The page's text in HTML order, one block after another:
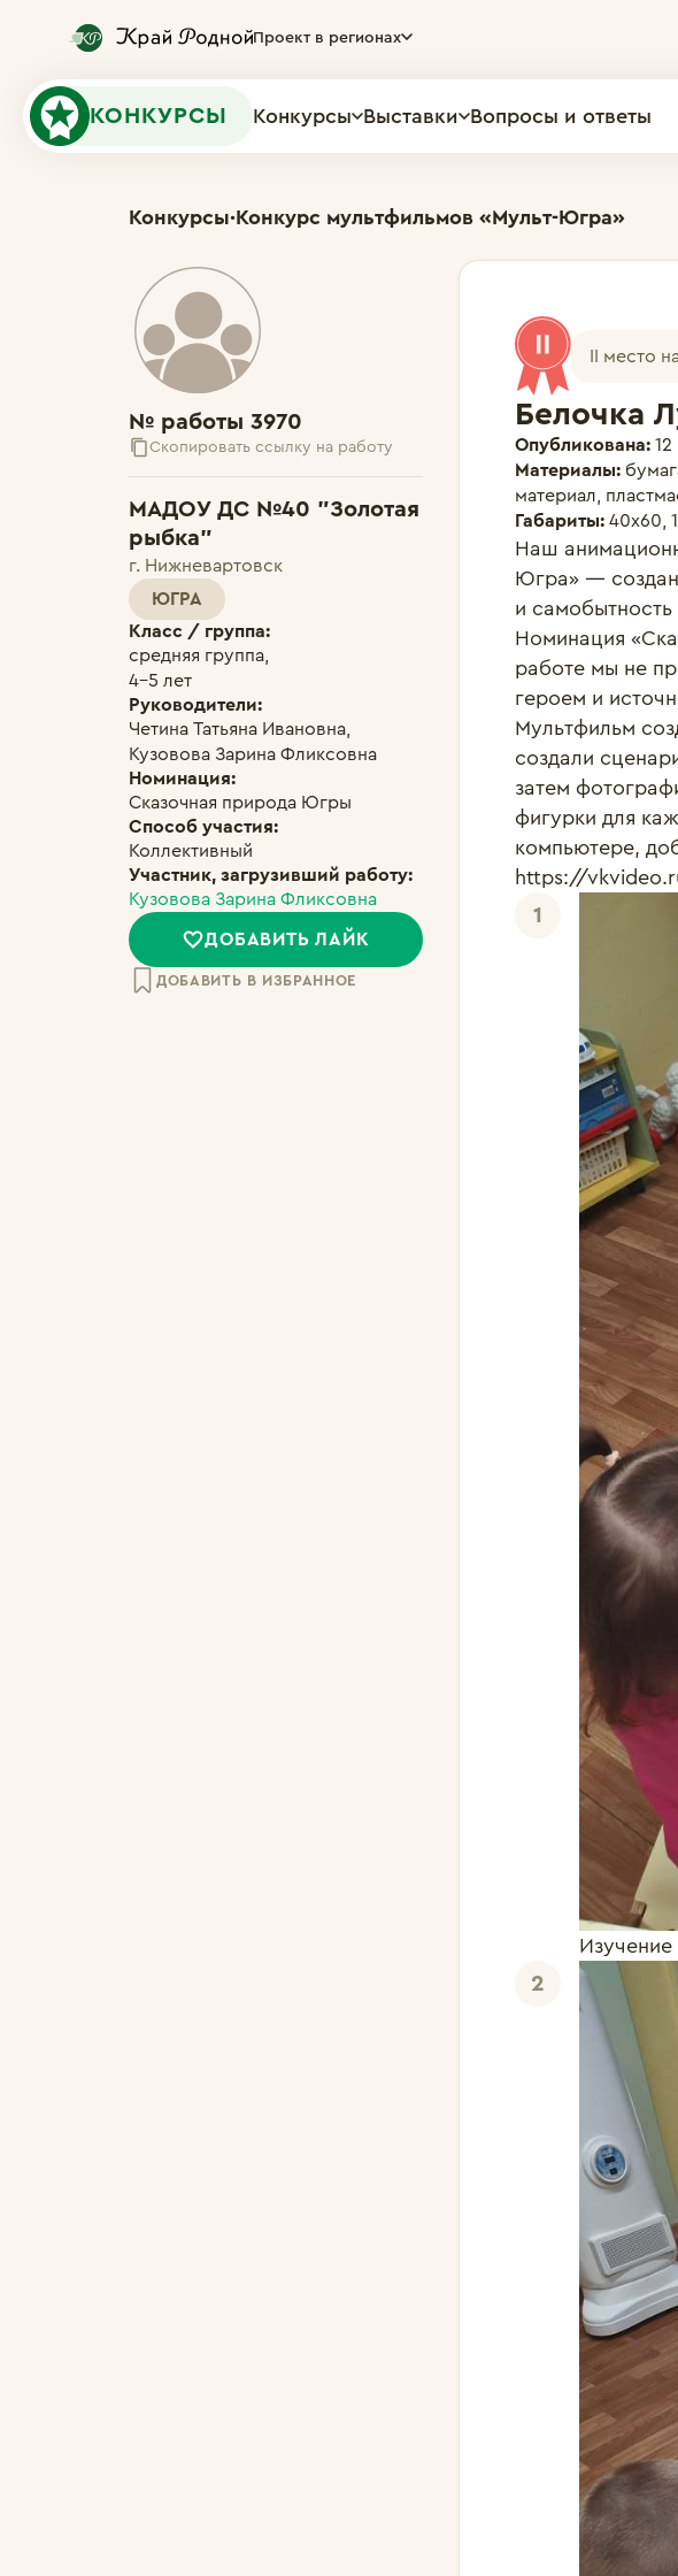
Проект в регионах
КОНКУРСЫ Конкурсы Выставки Вопросы и ответы
Конкурсы·Конкурс мультфильмов «Мульт-Югра»
№ работы 3970
Скопировать ссылку на работу
МАДОУ ДС №40 "Золотая
рыбка"
г. Нижневартовск
ЮГРА
Класс / группа:
средняя группа,
4-5 лет
Руководители:
Четина Татьяна Ивановна,
Кузовова Зарина Фликсовна
Номинация:
Сказочная природа Югры
Способ участия:
Коллективный
Участник, загрузивший работу:
Кузовова Зарина Фликсовна
ДОБАВИТЬ ЛАЙК
ДОБАВИТЬ В ИЗБРАННОЕ
II место
Белочка
Опубликована:
Материалы:
материал,
Габариты: 40х60,
Наш
Югра» —
и
Номинация
работе мы не
героем и
Мультфильм
создали
затем
фигурки для
компьютере,
https://
1
2